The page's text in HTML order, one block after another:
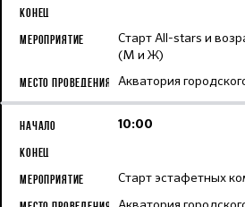
Старт All-stars и
(М и Ж)
Акватория
10:00
Старт эстафетных